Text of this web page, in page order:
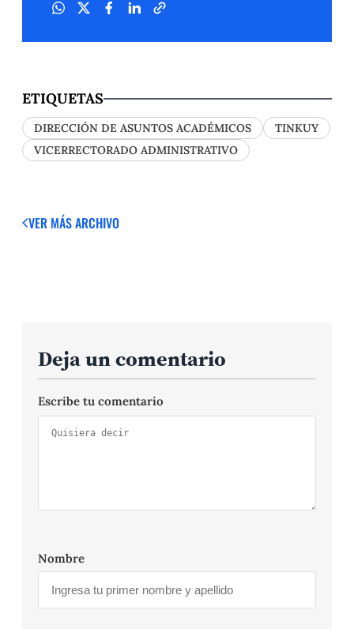
ETIQUETAS
DIRECCIÓN DE ASUNTOS ACADÉMICOS
TINKUY
VICERRECTORADO ADMINISTRATIVO
VER MÁSARCHIVO
Deja un comentario
Escribe tu comentario
Nombre